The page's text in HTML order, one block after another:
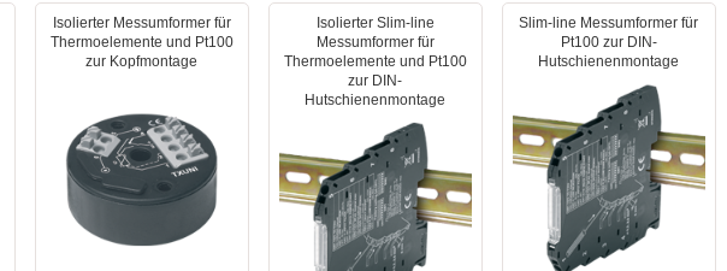
Isolierter Messumformer für
Thermoelemente und Pt100
zur Kopfmontage
Isolierter Slim-line
Messumformer für
Thermoelemente und Pt100
zur DIN-
Hutschienenmontage
Slim-line Messumformer für
Pt100 zur DIN-
Hutschienenmontage